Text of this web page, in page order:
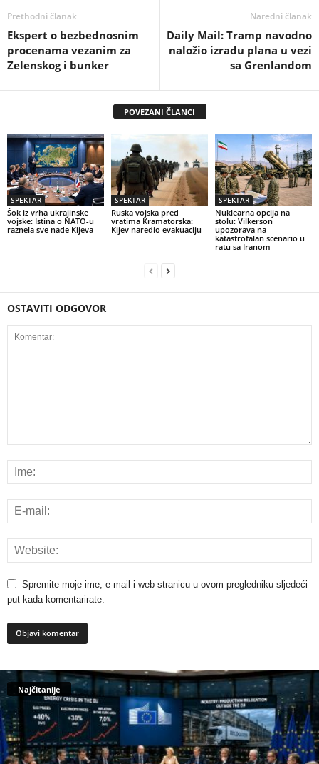
Prethodni članak
Ekspert o bezbednosnim
procenama vezanim za
Zelenskog i bunker
Naredni članak
Daily Mail: Tramp navodno
naložio izradu plana u vezi
sa Grenlandom
POVEZANI ČLANCI
SPEKTAR
Šok iz vrha ukrajinske
vojske: Istina o NATO-u
raznela sve nade Kijeva
SPEKTAR
Ruska vojska pred
vratima Kramatorska:
Kijev naredio evakuaciju
SPEKTAR
Nuklearna opcija na
stolu: Vilkerson
upozorava na
katastrofalan scenario u
ratu sa Iranom
OSTAVITI ODGOVOR
Spremite moje ime, e-mail i web stranicu u ovom pregledniku sljedeći
put kada komentarirate.
Najčitanije